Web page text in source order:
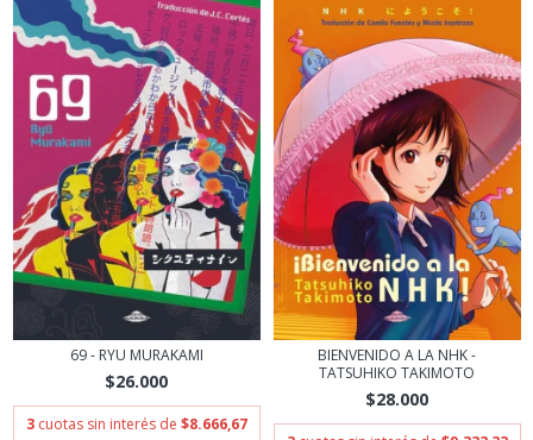
69 - RYU MURAKAMI
$26.000
3 cuotas sin interés de $8.666,67
BIENVENIDO A LA NHK -
TATSUHIKO TAKIMOTO
$28.000